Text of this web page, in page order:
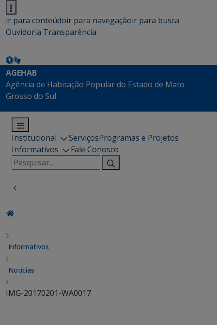
ir para conteúdoir para navegaçãoir para busca
Ouvidoria Transparência
AGEHAB
Agência de Habitação Popular do Estado de Mato
Grosso do Sul
Institucional ServiçosProgramas e Projetos
Informativos
Fale Conosco
Pesquisar
por:
Informativos
Notícias
IMG-20170201-WA0017